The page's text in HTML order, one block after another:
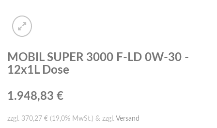
MOBIL SUPER 3000 F-LD 0W-30 -
12x1L Dose
1.948,83 €
zzgl. 370,27 € (19,0% MwSt.) & zzgl. Versand